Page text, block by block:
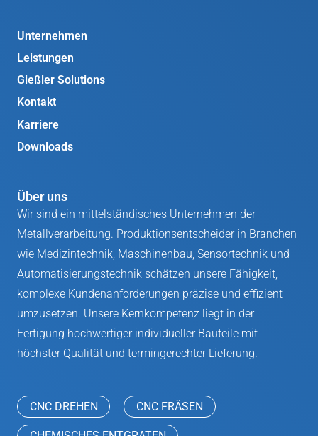
Unternehmen
Leistungen
Gießler Solutions
Kontakt
Karriere
Downloads
Über uns
Wir sind ein mittelständisches Unternehmen der
Metallverarbeitung. Produktionsentscheider in Branchen
wie Medizintechnik, Maschinenbau, Sensortechnik und
Automatisierungstechnik schätzen unsere Fähigkeit,
komplexe Kundenanforderungen präzise und effizient
umzusetzen. Unsere Kernkompetenz liegt in der
Fertigung hochwertiger individueller Bauteile mit
höchster Qualität und termingerechter Lieferung.
CNC DREHEN CNC FRÄSEN